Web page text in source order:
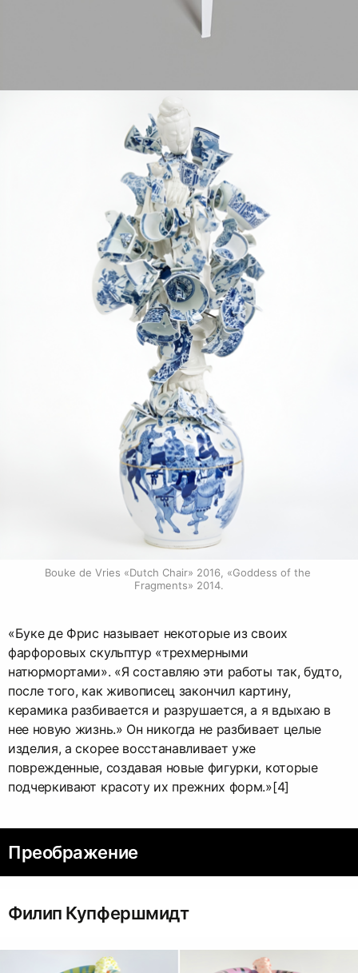
Bouke de Vries «Dutch Chair» 2016, «Goddess of the
Fragments» 2014.
«Буке де Фрис называет некоторые из своих
фарфоровых скульптур «трехмерными
натюрмортами». «Я составляю эти работы так, будто,
после того, как живописец закончил картину,
керамика разбивается и разрушается, а я вдыхаю в
нее новую жизнь.» Он никогда не разбивает целые
изделия, а скорее восстанавливает уже
поврежденные, создавая новые фигурки, которые
подчеркивают красоту их прежних форм.»[4]
Преображение
Филип Купфершмидт